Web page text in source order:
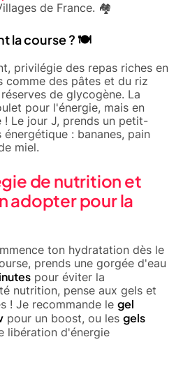
de France. 🏘️
la course ? 🍽️
privilégie des repas riches en
comme des pâtes et du riz
de glycogène. La
pour l'énergie, mais en
Le jour J, prends un petit-
: bananes, pain
miel.
de nutrition et
adopter pour la
ton hydratation dès le
prends une gorgée d'eau
pour éviter la
nutrition, pense aux gels et
! Je recommande le gel
pour un boost, ou les gels
libération d'énergie